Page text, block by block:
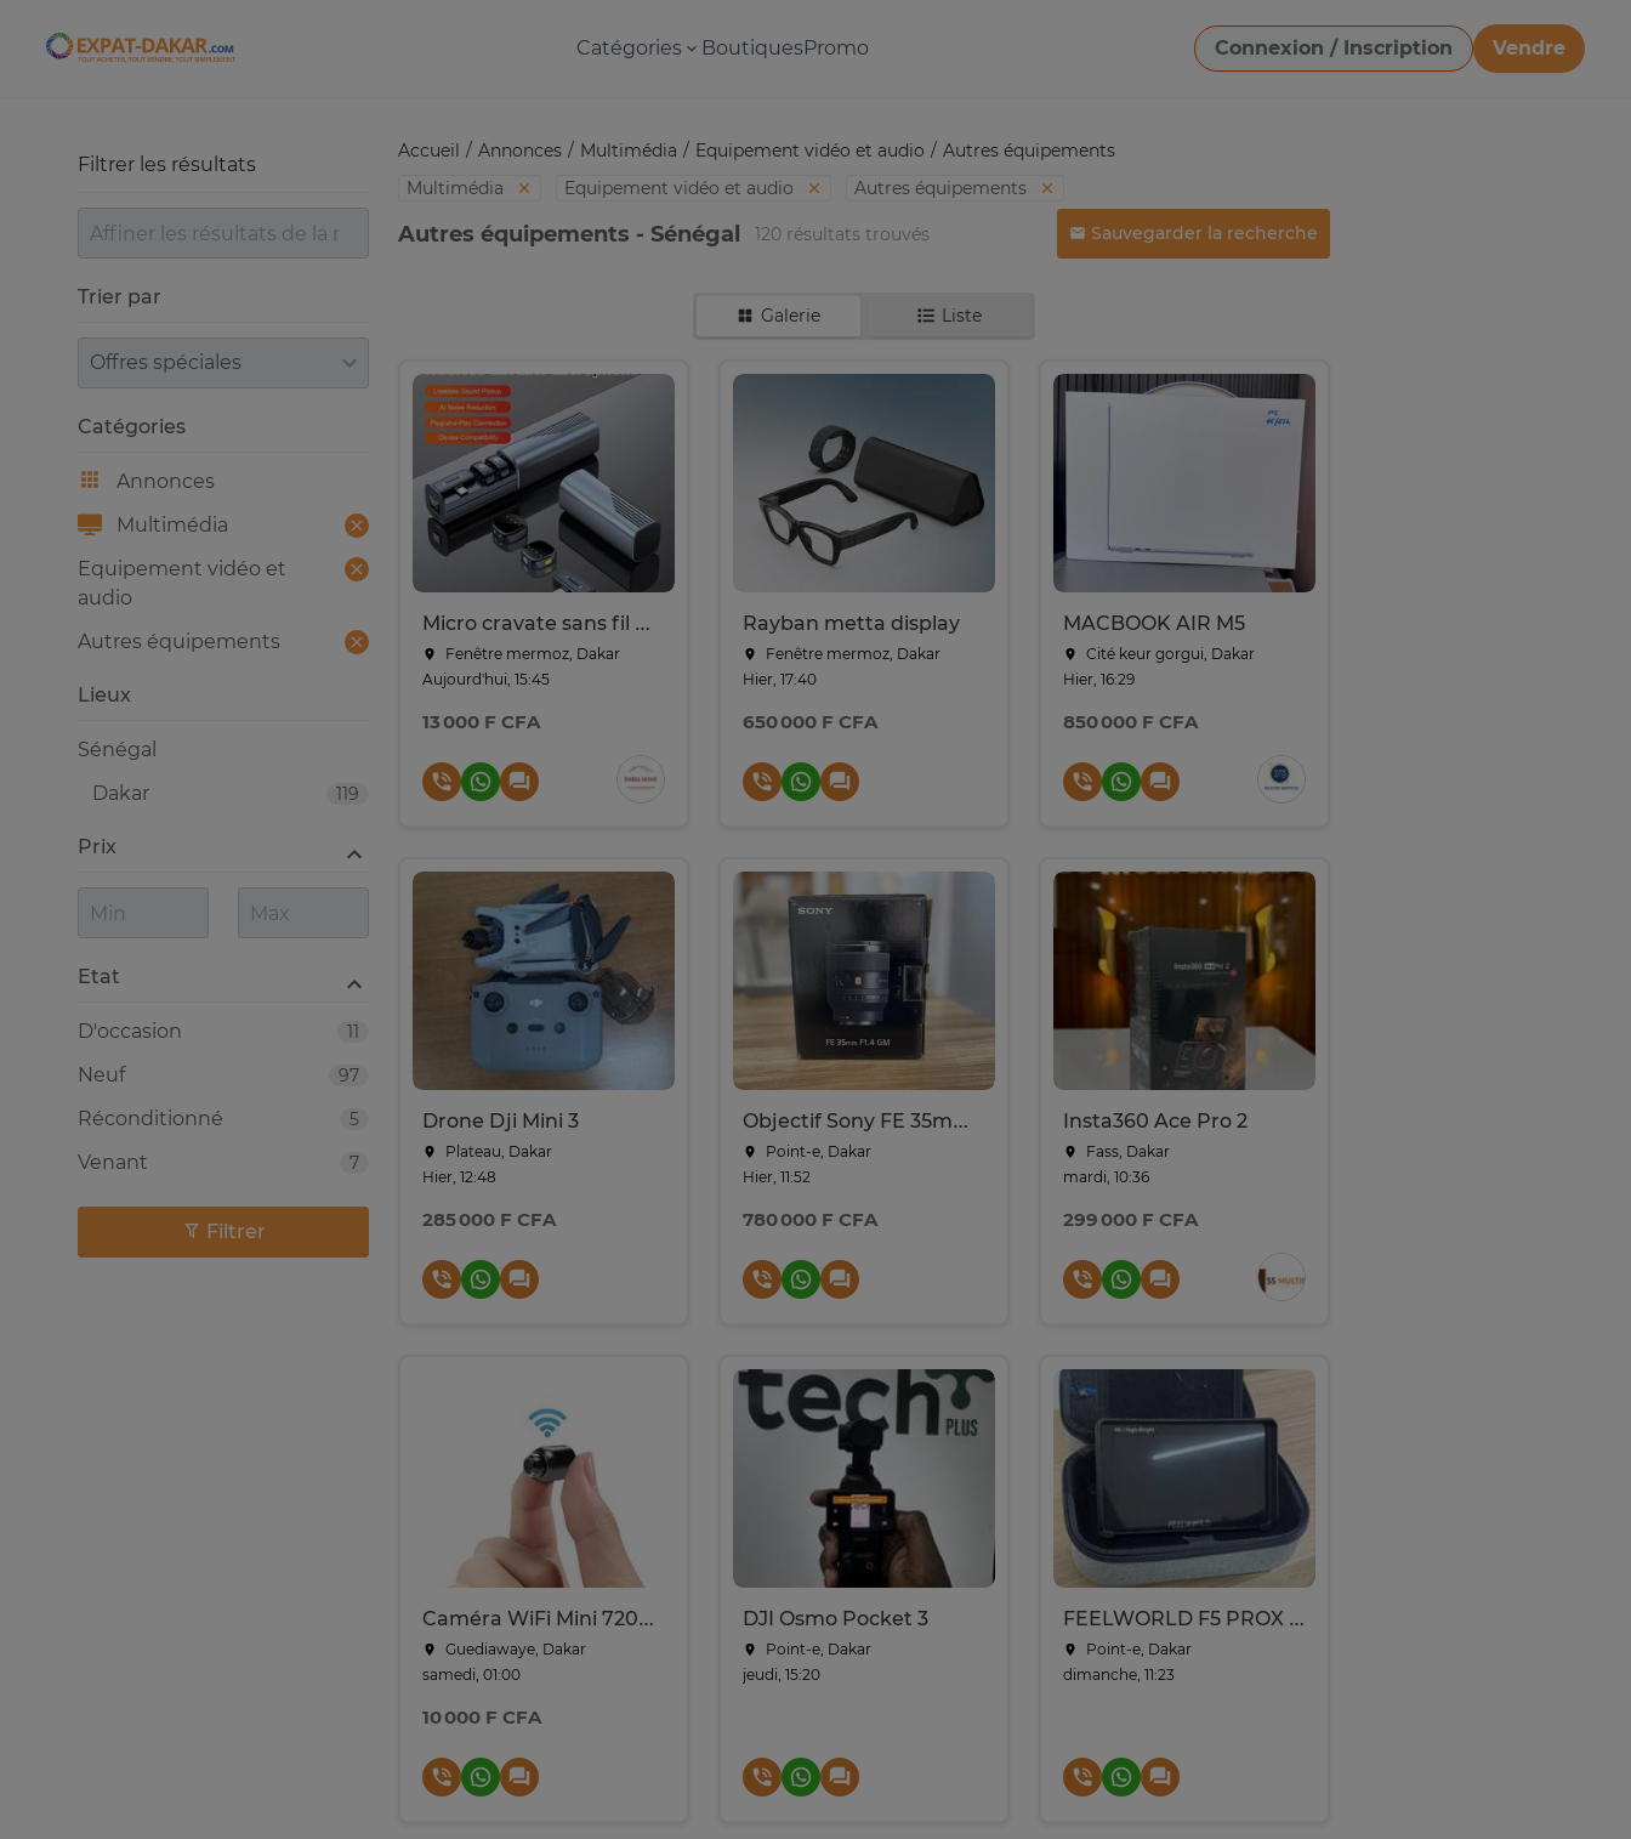
Expat-Dakar Catégories BoutiquesPromo Connexion / Inscription
Vendre
Télécharger une image
Accueil Annonces Multimédia Equipement vidéo et audio
Autres équipements
Multimédia
Equipement vidéo et audio Autres équipements
Autres équipements - Sénégal 120 résultats trouvés Sauvegarder la recherche
Galerie Liste
Micro cravate sans fil K26 avec réduction de bruit IA
Fenêtre mermoz, Dakar
Aujourd'hui, 15:45
13 000 F CFA
Rayban metta display
Fenêtre mermoz, Dakar
Hier, 17:40
650 000 F CFA
MACBOOK AIR M5
Cité keur gorgui, Dakar
Hier, 16:29
850 000 F CFA
Drone Dji Mini 3
Plateau, Dakar
Hier, 12:48
285 000 F CFA
Objectif Sony FE 35mm F1.4 GM
Point-e, Dakar
Hier, 11:52
780 000 F CFA
Insta360 Ace Pro 2
Fass, Dakar
mardi, 10:36
299 000 F CFA
Caméra WiFi Mini 720p HD - Inclut vision nocturne
Guediawaye, Dakar
samedi, 01:00
10 000 F CFA
DJI Osmo Pocket 3
Point-e, Dakar
jeudi, 15:20
FEELWORLD F5 PROX - Moniteur Externe 4K High-Bright
Point-e, Dakar
dimanche, 11:23
Filtrer les résultats
Trier par
Trier par
Catégories
Annonces
Multimédia
Equipement vidéo et
audio
Autres équipements
Lieux
Sénégal
119
Dakar
Prix
Etat
11
D'occasion
97
Neuf
5
Réconditionné
7
Venant
Filtrer